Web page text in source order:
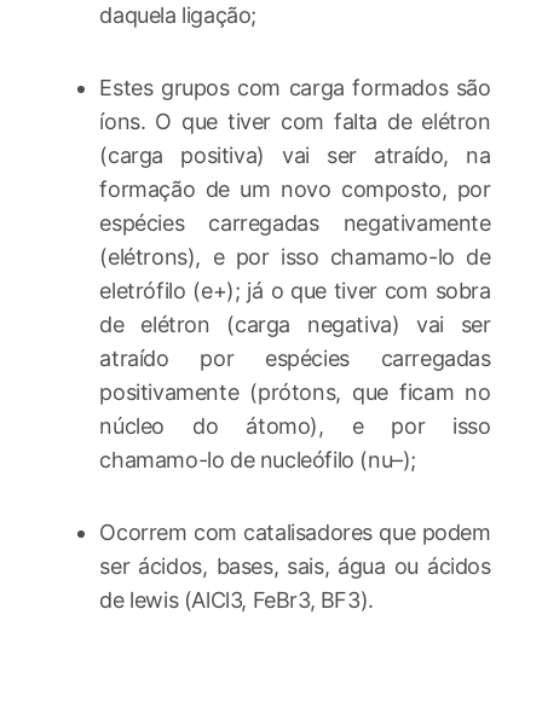
daquela ligação;
Estes grupos com carga formados são
íons. O que tiver com falta de elétron
(carga positiva) vai ser atraído, na
formação de um novo composto, por
espécies carregadas negativamente
(elétrons), e por isso chamamo-lo de
eletrófilo (e+); já o que tiver com sobra
de elétron (carga negativa) vai ser
atraído por espécies carregadas
positivamente (prótons, que ficam no
núcleo do átomo), e por isso
chamamo-lo de nucleófilo (nu–);
Ocorrem com catalisadores que podem
ser ácidos, bases, sais, água ou ácidos
de lewis (AlCl3, FeBr3, BF3).